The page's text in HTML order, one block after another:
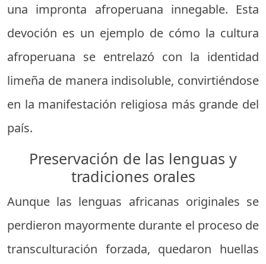
una impronta afroperuana innegable. Esta
devoción es un ejemplo de cómo la cultura
afroperuana se entrelazó con la identidad
limeña de manera indisoluble, convirtiéndose
en la manifestación religiosa más grande del
país.
Preservación de las lenguas y
tradiciones orales
Aunque las lenguas africanas originales se
perdieron mayormente durante el proceso de
transculturación forzada, quedaron huellas